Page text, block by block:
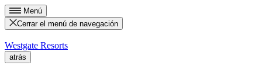
Menú
Cerrar el menú de navegación
Westgate Resorts
atrás